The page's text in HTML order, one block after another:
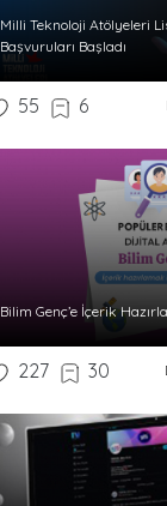
Milli Teknoloji Atölyeleri
Başvuruları Başladı
55 6
Bilim Genç’e İçerik
227 30